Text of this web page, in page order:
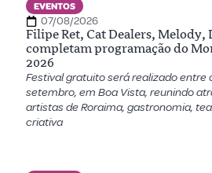
EVENTOS
07/08/2026
Filipe Ret, Cat Dealers, Melody,
completam programação do
2026
Festival gratuito será realizado entre
setembro, em Boa Vista, reunindo
artistas de Roraima, gastronomia,
criativa